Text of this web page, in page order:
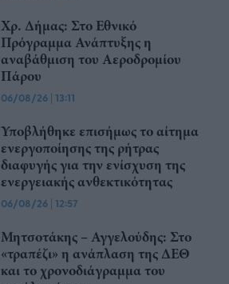
Χρ. Δήμας: Στο Εθνικό
Πρόγραμμα Ανάπτυξης η
αναβάθμιση του Αεροδρομίου
Πάρου
06/08/26 | 13:11
Υποβλήθηκε επισήμως το αίτημα
ενεργοποίησης της ρήτρας
διαφυγής για την ενίσχυση της
ενεργειακής ανθεκτικότητας
06/08/26 | 12:57
Μητσοτάκης – Αγγελούδης: Στο
«τραπέζι» η ανάπλαση της ΔΕΘ
και το χρονοδιάγραμμα του